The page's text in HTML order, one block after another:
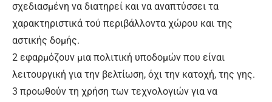
σχεδιασμένη να διατηρεί και να αναπτύσσει τα
χαρακτηριστικά τού περιβάλλοντα χώρου και της
αστικής δομής.
2 εφαρμόζουν μια πολιτική υποδομών που είναι
λειτουργική για την βελτίωση, όχι την κατοχή, της γης.
3 προωθούν τη χρήση των τεχνολογιών για να